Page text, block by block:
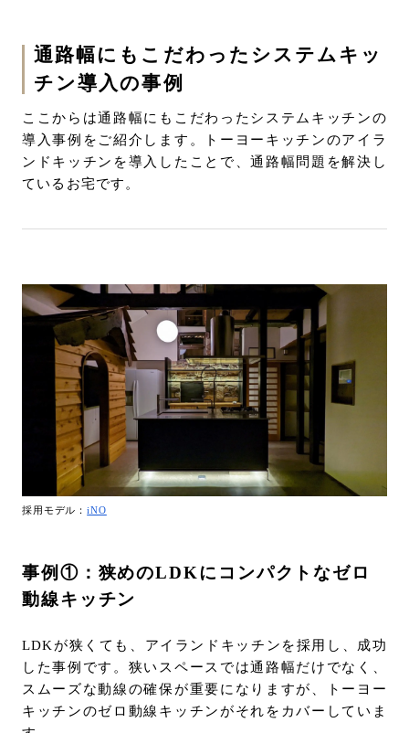
通路幅にもこだわったシステムキッ
チン導入の事例
ここからは通路幅にもこだわったシステムキッチンの
導入事例をご紹介します。トーヨーキッチンのアイラ
ンドキッチンを導入したことで、通路幅問題を解決し
ているお宅です。
採用モデル：iNO
事例①：狭めのLDKにコンパクトなゼロ
動線キッチン
LDKが狭くても、アイランドキッチンを採用し、成功
した事例です。狭いスペースでは通路幅だけでなく、
スムーズな動線の確保が重要になりますが、トーヨー
キッチンのゼロ動線キッチンがそれをカバーしていま